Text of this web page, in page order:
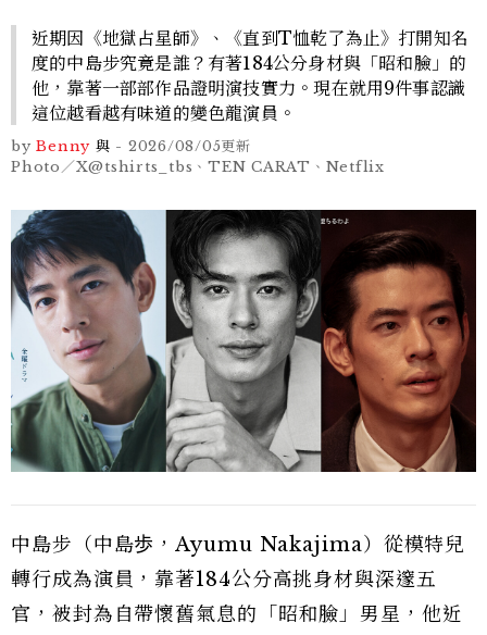
近期因《地獄占星師》、《直到T恤乾了為止》打開知名
度的中島步究竟是誰？有著184公分身材與「昭和臉」的
他，靠著一部部作品證明演技實力。現在就用9件事認識
這位越看越有味道的變色龍演員。
by Benny 與 - 2026/08/05更新
Photo／X@tshirts_tbs、TEN CARAT、Netflix
中島步（中島歩，Ayumu Nakajima）從模特兒
轉行成為演員，靠著184公分高挑身材與深邃五
官，被封為自帶懷舊氣息的「昭和臉」男星，他近